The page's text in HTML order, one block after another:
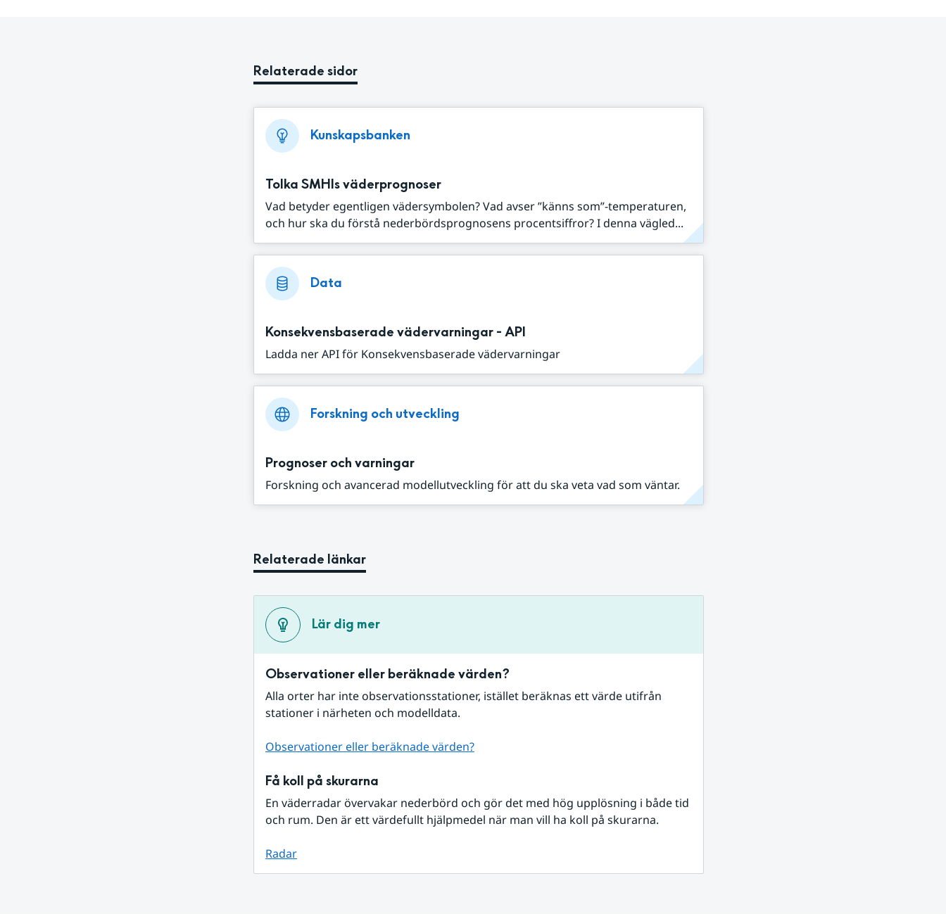
Relaterade sidor
Kunskapsbanken
Tolka SMHIs väderprognoser
Vad betyder egentligen vädersymbolen? Vad avser ”känns som”-temperaturen,
och hur ska du förstå nederbördsprognosens procentsiffror? I denna vägled...
Data
Konsekvensbaserade vädervarningar - API
Ladda ner API för Konsekvensbaserade vädervarningar
Forskning och utveckling
Prognoser och varningar
Forskning och avancerad modellutveckling för att du ska veta vad som väntar.
Relaterade länkar
Lär dig mer
Observationer eller beräknade värden?
Alla orter har inte observationsstationer, istället beräknas ett värde utifrån
stationer i närheten och modelldata.
Observationer eller beräknade värden?
Få koll på skurarna
En väderradar övervakar nederbörd och gör det med hög upplösning i både tid
och rum. Den är ett värdefullt hjälpmedel när man vill ha koll på skurarna.
Radar